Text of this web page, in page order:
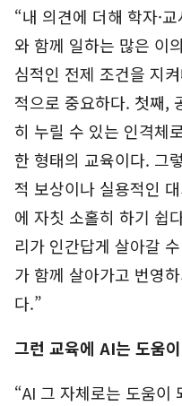
“내 의견에 더해 학자·
와 함께 일하는 많은 이
심적인 전제 조건을 지
적으로 중요하다. 첫째,
히 누릴 수 있는 인격체
한 형태의 교육이다. 그
적 보상이나 실용적인
에 자칫 소홀히 하기 쉽
리가 인간답게 살아갈
가 함께 살아가고 번영
다.”
그런 교육에 AI는 도움
“AI 그 자체로는 도움이